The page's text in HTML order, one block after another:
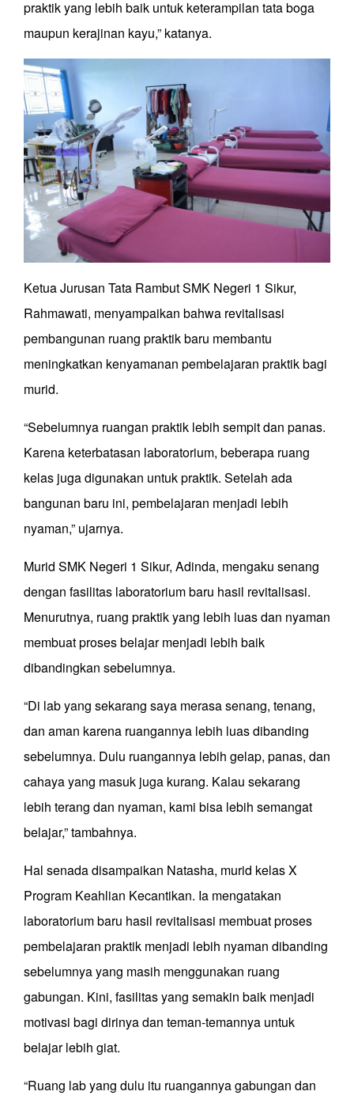
praktik yang lebih baik untuk keterampilan tata boga
maupun kerajinan kayu,” katanya.
Ketua Jurusan Tata Rambut SMK Negeri 1 Sikur,
Rahmawati, menyampaikan bahwa revitalisasi
pembangunan ruang praktik baru membantu
meningkatkan kenyamanan pembelajaran praktik bagi
murid.
“Sebelumnya ruangan praktik lebih sempit dan panas.
Karena keterbatasan laboratorium, beberapa ruang
kelas juga digunakan untuk praktik. Setelah ada
bangunan baru ini, pembelajaran menjadi lebih
nyaman,” ujarnya.
Murid SMK Negeri 1 Sikur, Adinda, mengaku senang
dengan fasilitas laboratorium baru hasil revitalisasi.
Menurutnya, ruang praktik yang lebih luas dan nyaman
membuat proses belajar menjadi lebih baik
dibandingkan sebelumnya.
“Di lab yang sekarang saya merasa senang, tenang,
dan aman karena ruangannya lebih luas dibanding
sebelumnya. Dulu ruangannya lebih gelap, panas, dan
cahaya yang masuk juga kurang. Kalau sekarang
lebih terang dan nyaman, kami bisa lebih semangat
belajar,” tambahnya.
Hal senada disampaikan Natasha, murid kelas X
Program Keahlian Kecantikan. Ia mengatakan
laboratorium baru hasil revitalisasi membuat proses
pembelajaran praktik menjadi lebih nyaman dibanding
sebelumnya yang masih menggunakan ruang
gabungan. Kini, fasilitas yang semakin baik menjadi
motivasi bagi dirinya dan teman-temannya untuk
belajar lebih giat.
“Ruang lab yang dulu itu ruangannya gabungan dan